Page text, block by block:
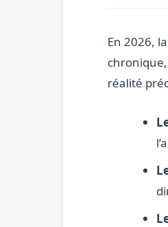
En 2026,
réalité